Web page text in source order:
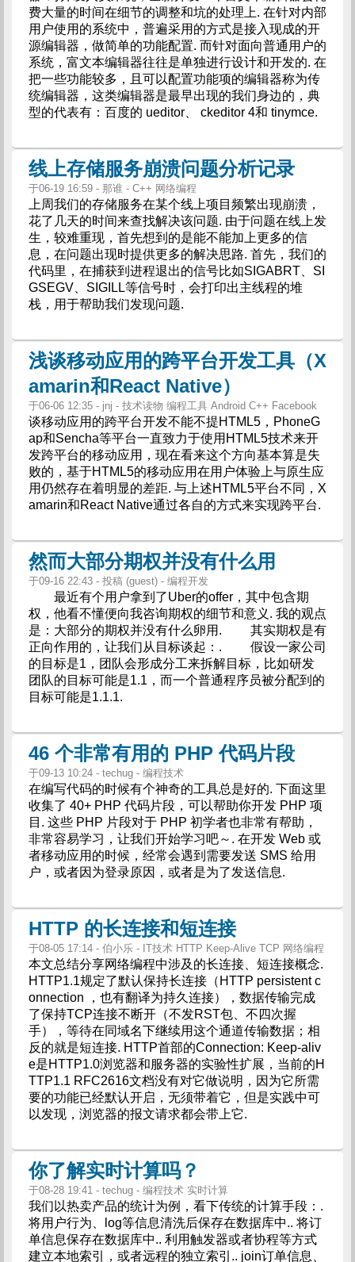
费大量的时间在细节的调整和坑的处理上. 在针对内部
用户使用的系统中，普遍采用的方式是接入现成的开
源编辑器，做简单的功能配置. 而针对面向普通用户的
系统，富文本编辑器往往是单独进行设计和开发的. 在
把一些功能较多，且可以配置功能项的编辑器称为传
统编辑器，这类编辑器是最早出现的我们身边的，典
型的代表有：百度的 ueditor、 ckeditor 4和 tinymce.
线上存储服务崩溃问题分析记录
于06-19 16:59 - 那谁 - C++ 网络编程
上周我们的存储服务在某个线上项目频繁出现崩溃，
花了几天的时间来查找解决该问题. 由于问题在线上发
生，较难重现，首先想到的是能不能加上更多的信
息，在问题出现时提供更多的解决思路. 首先，我们的
代码里，在捕获到进程退出的信号比如SIGABRT、SI
GSEGV、SIGILL等信号时，会打印出主线程的堆
栈，用于帮助我们发现问题.
浅谈移动应用的跨平台开发工具（X
amarin和React Native）
于06-06 12:35 - jnj - 技术读物 编程工具 Android C++ Facebook
谈移动应用的跨平台开发不能不提HTML5，PhoneG
ap和Sencha等平台一直致力于使用HTML5技术来开
发跨平台的移动应用，现在看来这个方向基本算是失
败的，基于HTML5的移动应用在用户体验上与原生应
用仍然存在着明显的差距. 与上述HTML5平台不同，X
amarin和React Native通过各自的方式来实现跨平台.
然而大部分期权并没有什么用
于09-16 22:43 - 投稿 (guest) - 编程开发
最近有个用户拿到了Uber的offer，其中包含期
权，他看不懂便向我咨询期权的细节和意义. 我的观点
是：大部分的期权并没有什么卵用. 其实期权是有
正向作用的，让我们从目标谈起：. 假设一家公司
的目标是1，团队会形成分工来拆解目标，比如研发
团队的目标可能是1.1，而一个普通程序员被分配到的
目标可能是1.1.1.
46 个非常有用的 PHP 代码片段
于09-13 10:24 - techug - 编程技术
在编写代码的时候有个神奇的工具总是好的. 下面这里
收集了 40+ PHP 代码片段，可以帮助你开发 PHP 项
目. 这些 PHP 片段对于 PHP 初学者也非常有帮助，
非常容易学习，让我们开始学习吧～. 在开发 Web 或
者移动应用的时候，经常会遇到需要发送 SMS 给用
户，或者因为登录原因，或者是为了发送信息.
HTTP 的长连接和短连接
于08-05 17:14 - 伯小乐 - IT技术 HTTP Keep-Alive TCP 网络编程
本文总结分享网络编程中涉及的长连接、短连接概念.
HTTP1.1规定了默认保持长连接（HTTP persistent c
onnection ，也有翻译为持久连接），数据传输完成
了保持TCP连接不断开（不发RST包、不四次握
手），等待在同域名下继续用这个通道传输数据；相
反的就是短连接. HTTP首部的Connection: Keep-aliv
e是HTTP1.0浏览器和服务器的实验性扩展，当前的H
TTP1.1 RFC2616文档没有对它做说明，因为它所需
要的功能已经默认开启，无须带着它，但是实践中可
以发现，浏览器的报文请求都会带上它.
你了解实时计算吗？
于08-28 19:41 - techug - 编程技术 实时计算
我们以热卖产品的统计为例，看下传统的计算手段：.
将用户行为、log等信息清洗后保存在数据库中.. 将订
单信息保存在数据库中.. 利用触发器或者协程等方式
建立本地索引，或者远程的独立索引.. join订单信息、